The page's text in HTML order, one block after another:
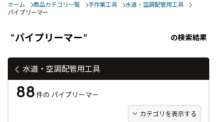
ホーム 商品カテゴリ一覧 手作業工具
水道・空調配管用工具
パイプリーマー
”パイプリーマー” の検索結果
水道・空調配管用工具
88 件の パイプリーマー
カテゴリを表示する